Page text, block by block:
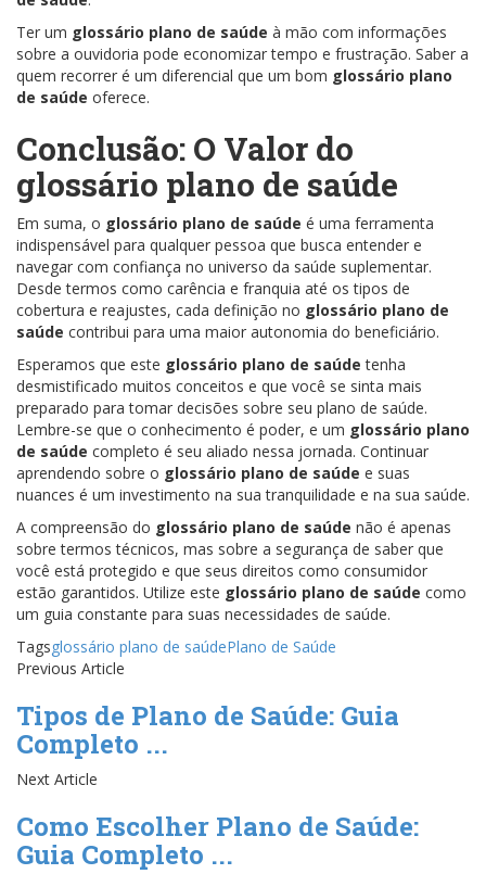
Ter um glossário plano de saúde à mão com informações
sobre a ouvidoria pode economizar tempo e frustração. Saber a
quem recorrer é um diferencial que um bom glossário plano
de saúde oferece.
Conclusão: O Valor do
glossário plano de saúde
Em suma, o glossário plano de saúde é uma ferramenta
indispensável para qualquer pessoa que busca entender e
navegar com confiança no universo da saúde suplementar.
Desde termos como carência e franquia até os tipos de
cobertura e reajustes, cada definição no glossário plano de
saúde contribui para uma maior autonomia do beneficiário.
Esperamos que este glossário plano de saúde tenha
desmistificado muitos conceitos e que você se sinta mais
preparado para tomar decisões sobre seu plano de saúde.
Lembre-se que o conhecimento é poder, e um glossário plano
de saúde completo é seu aliado nessa jornada. Continuar
aprendendo sobre o glossário plano de saúde e suas
nuances é um investimento na sua tranquilidade e na sua saúde.
A compreensão do glossário plano de saúde não é apenas
sobre termos técnicos, mas sobre a segurança de saber que
você está protegido e que seus direitos como consumidor
estão garantidos. Utilize este glossário plano de saúde como
um guia constante para suas necessidades de saúde.
Tagsglossário plano de saúdePlano de Saúde
Previous Article
Tipos de Plano de Saúde: Guia
Completo ...
Next Article
Como Escolher Plano de Saúde:
Guia Completo ...